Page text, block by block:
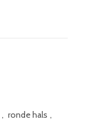
, ronde hals ,